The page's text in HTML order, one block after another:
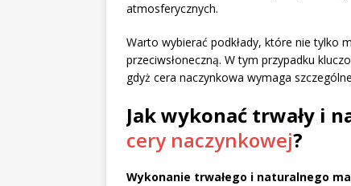
atmosferycznych.
Warto wybierać podkłady, które nie tylko
przeciwsłoneczną. W tym przypadku
gdyż cera naczynkowa wymaga
Jak wykonać trwały i
cery naczynkowej?
Wykonanie trwałego i naturalnego